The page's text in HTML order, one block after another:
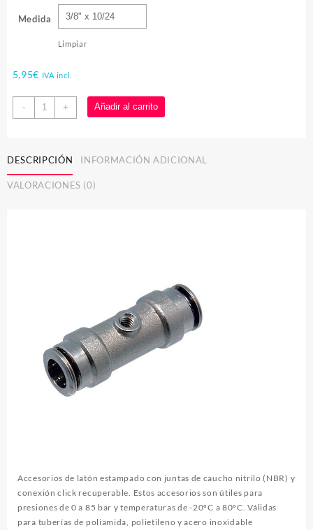
de
precios:
5,89€
Medida
Limpiar
5,95€ IVA incl.
-
Te
automática
+ Añadir al carrito
DESCRIPCIÓN INFORMACIÓN ADICIONAL
VALORACIONES (0)
Accesorios de latón estampado con juntas de caucho nitrilo (NBR) y
conexión click recuperable. Estos accesorios son útiles para
presiones de 0 a 85 bar y temperaturas de -20ºC a 80ºC. Válidas
para tuberías de poliamida, polietileno y acero inoxidable